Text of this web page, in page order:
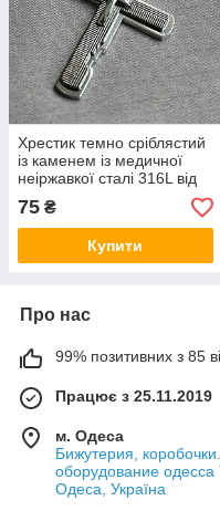
Хрестик темно сріблястий
із каменем із медичної
неіржавкої сталі 316L від
Stainless Steel розмір 65 х
45 мм
75 ₴
Купити
Про нас
99% позитивних з 85
Працює з 25.11.2019
м. Одеса
Бижутерия,
оборудование
Одеса, Україна